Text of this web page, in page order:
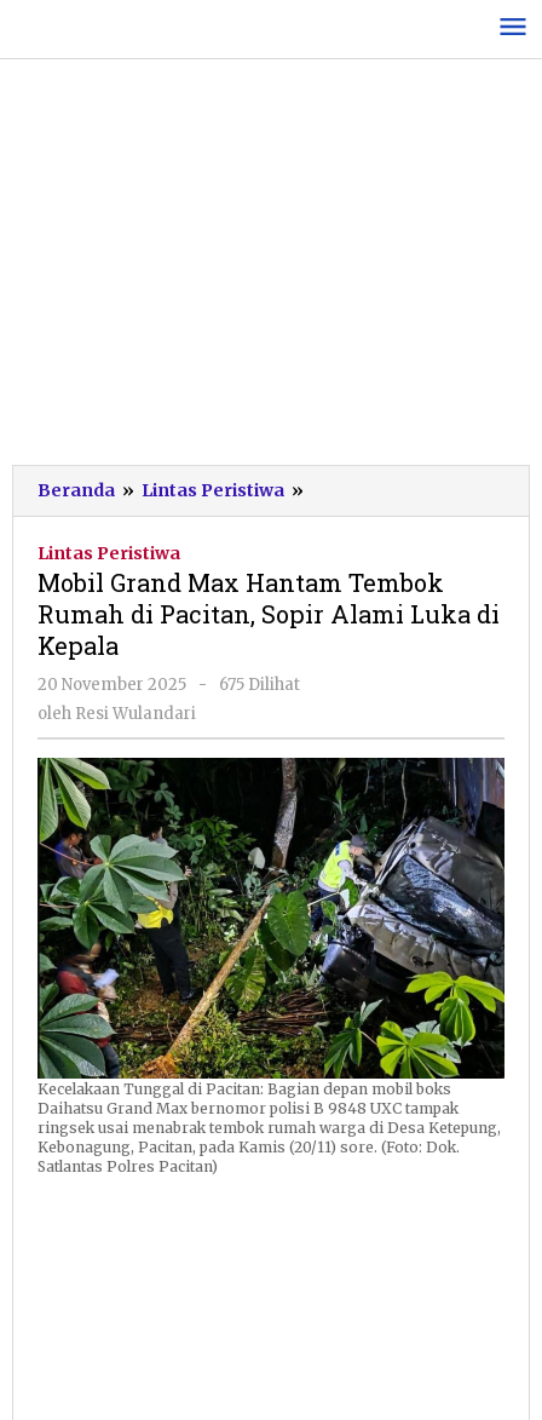
konten
Beranda » Lintas Peristiwa »
Grand
Tembok
Rumah
Luka
di
Kepala
Lintas Peristiwa
Mobil Grand Max Hantam Tembok
Rumah di Pacitan, Sopir Alami Luka di
Kepala
20 November 2025
oleh
-
675 Dilihat
oleh Resi Wulandari
Kecelakaan Tunggal di Pacitan: Bagian depan mobil boks
Daihatsu Grand Max bernomor polisi B 9848 UXC tampak
ringsek usai menabrak tembok rumah warga di Desa Ketepung,
Kebonagung, Pacitan, pada Kamis (20/11) sore. (Foto: Dok.
Satlantas Polres Pacitan)